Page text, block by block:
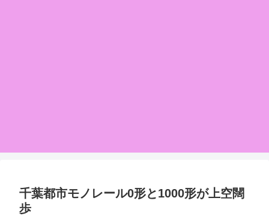
千葉都市モノレール0形と1000形が上空闊
歩